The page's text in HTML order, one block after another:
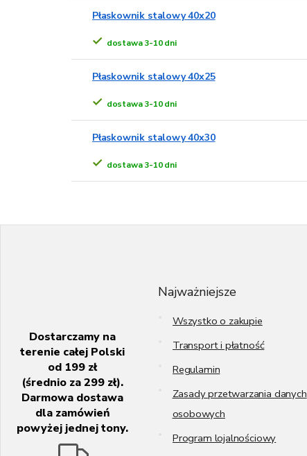
Płaskownik stalowy 40x20
dostawa 3-10 dni
Płaskownik stalowy 40x25
dostawa 3-10 dni
Płaskownik stalowy 40x30
dostawa 3-10 dni
Dostarczamy na
terenie całej Polski
od 199 zł
(średnio za 299 zł).
Darmowa dostawa
dla zamówień
powyżej jednej tony.
Najważniejsze
Wszystko o zakupie
Transport i płatność
Regulamin
Zasady przetwarzania danych
osobowych
Program lojalnościowy